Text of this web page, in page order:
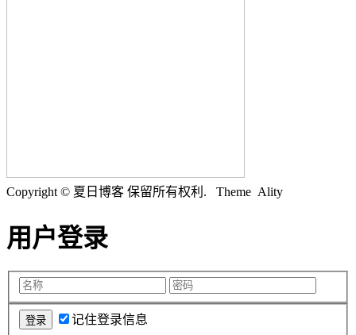
Copyright © 夏日博客 保留所有权利. Theme Ality
用户登录
记住登录信息